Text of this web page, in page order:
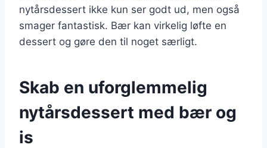
nytårsdessert ikke kun ser godt ud, men også
smager fantastisk. Bær kan virkelig løfte en
dessert og gøre den til noget særligt.
Skab en uforglemmelig
nytårsdessert med bær og
is